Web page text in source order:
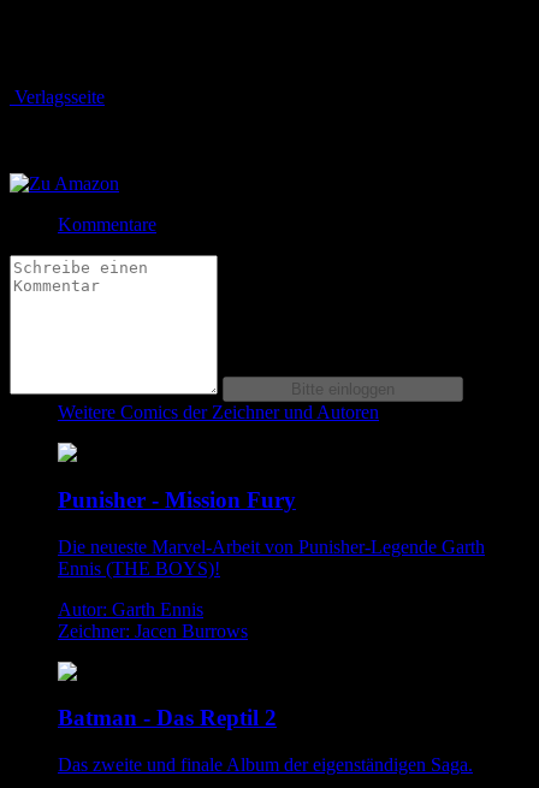
Verlagsseite
Kommentare
Weitere Comics der Zeichner und Autoren
Punisher - Mission Fury
Die neueste Marvel-Arbeit von Punisher-Legende Garth
Ennis (THE BOYS)!
Autor: Garth Ennis
Zeichner: Jacen Burrows
Batman - Das Reptil 2
Das zweite und finale Album der eigenständigen Saga.